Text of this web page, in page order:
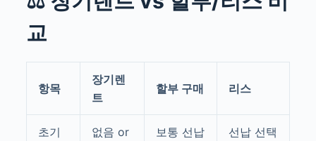
교
항목
장기렌
트
할부 구매 리스
초기
없음 or
보통 선납
선납 선택